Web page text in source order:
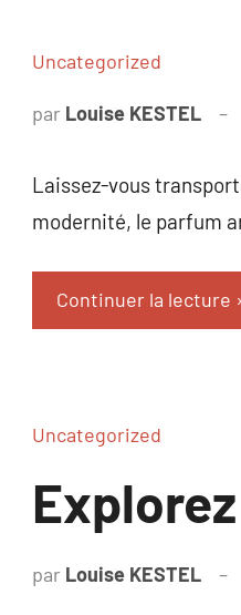
Uncategorized
par Louise KESTEL
Laissez-vous
modernité, le parfum
Continuer la lecture
Uncategorized
par Louise KESTEL